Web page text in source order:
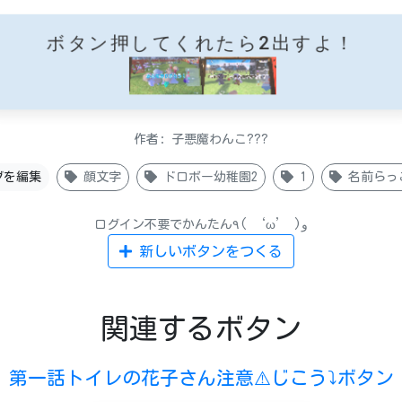
ボタン押してくれたら2出すよ！
作者: 子悪魔わんこ???
を編集 顔文字 ドロボー幼稚園2 1 名前らっ
ログイン不要でかんたん٩( ‘ω’ )و
新しいボタンをつくる
関連するボタン
第一話トイレの花子さん注意⚠️じこう⤵︎ボタン